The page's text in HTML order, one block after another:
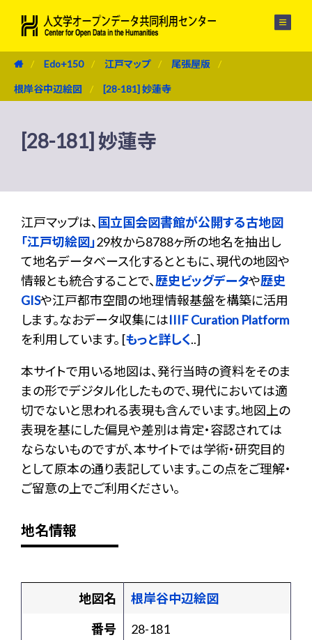
Edo+150 江戸マップ 尾張屋版
根岸谷中辺絵図 [28-181] 妙蓮寺
[28-181] 妙蓮寺
江戸マップは、 国立国会図書館が公開する古地図
「江戸切絵図」29枚から8788ヶ所の地名を抽出し
て地名データベース化するとともに、現代の地図や
情報とも統合することで、歴史ビッグデータや歴史
GISや江戸都市空間の地理情報基盤を構築に活用
します。なおデータ収集にはIIIF Curation Platform
を利用しています。 [もっと詳しく..]
本サイトで用いる地図は、発行当時の資料をそのま
まの形でデジタル化したもので、現代においては適
切でないと思われる表現も含んでいます。地図上の
表現を基にした偏見や差別は肯定・容認されては
ならないものですが、本サイトでは学術・研究目的
として原本の通り表記しています。この点をご理解・
ご留意の上でご利用ください。
地名情報
地図名
根岸谷中辺絵図
番号
28-181